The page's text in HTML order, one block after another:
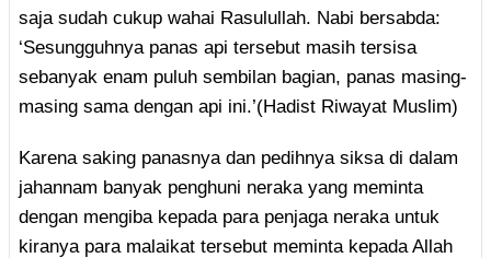
saja sudah cukup wahai Rasulullah. Nabi bersabda:
‘Sesungguhnya panas api tersebut masih tersisa
sebanyak enam puluh sembilan bagian, panas masing-
masing sama dengan api ini.’(Hadist Riwayat Muslim)
Karena saking panasnya dan pedihnya siksa di dalam
jahannam banyak penghuni neraka yang meminta
dengan mengiba kepada para penjaga neraka untuk
kiranya para malaikat tersebut meminta kepada Allah